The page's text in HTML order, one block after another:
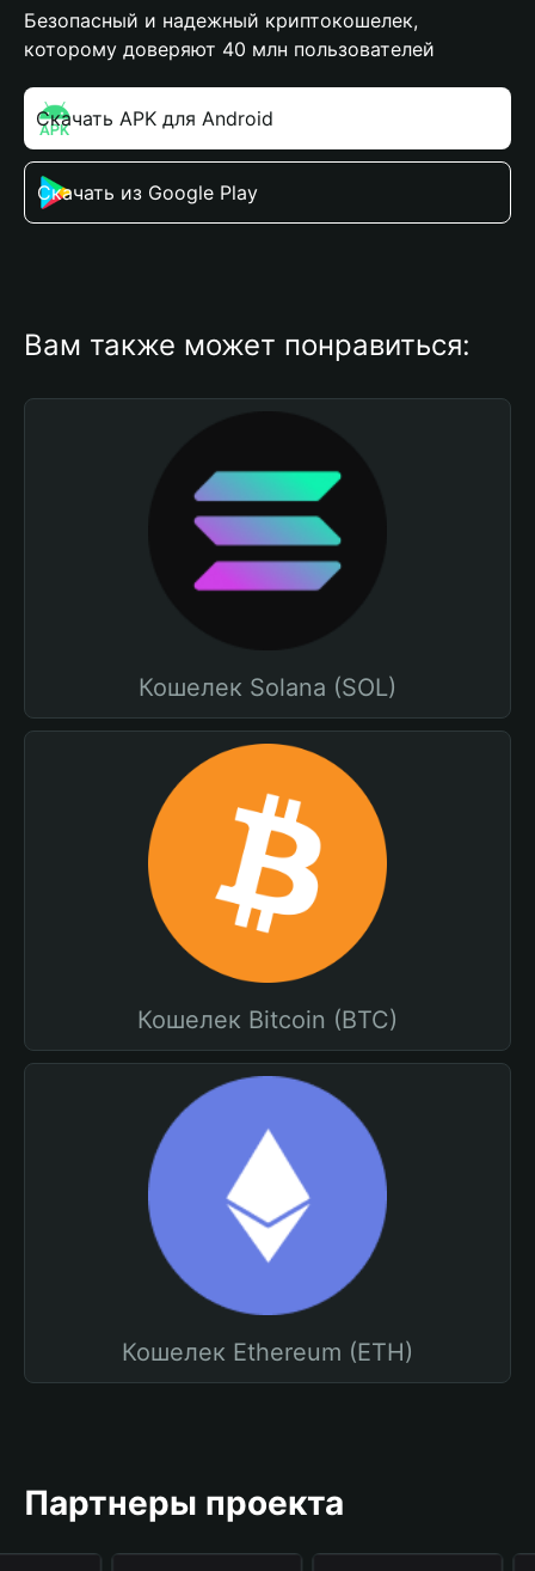
Безопасный и надежный криптокошелек,
которому доверяют 40 млн пользователей
Скачать APK для Android
Скачать из Google Play
Вам также может понравиться:
Кошелек Solana (SOL)
Кошелек Bitcoin (BTC)
Кошелек Ethereum (ETH)
Партнеры проекта